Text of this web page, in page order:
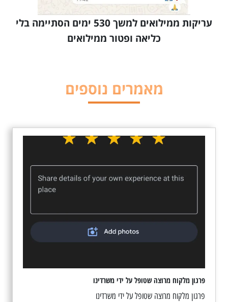
עריקות ממילואים למשך 530 ימים הסתיימה בלי
כליאה ופטור ממילואים
מאמרים נוספים
פרגון מלקוח מרוצה שטופל על ידי משרדינו
פרגון מלקוח מרוצה שטופל על ידי משרדינו